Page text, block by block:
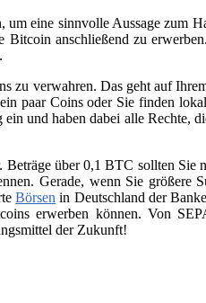
eine sinnvolle Aussage zum
anschließend zu
zu verwahren. Das geht auf
paar Coins oder Sie finden
und haben dabei alle Rechte,
Beträge über 0,1 BTC sollten Sie
Gerade, wenn Sie größere
Börsen in Deutschland der
erwerben können. Von
der Zukunft!